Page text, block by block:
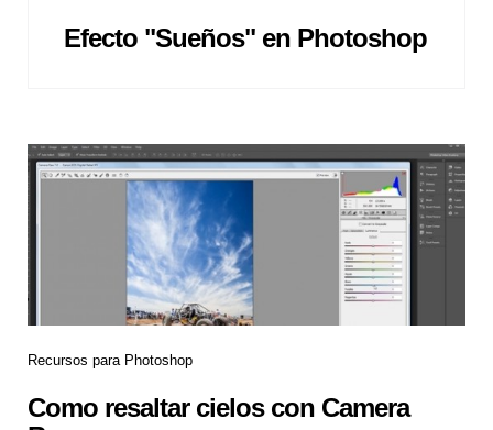
Efecto "Sueños" en Photoshop
Recursos para Photoshop
Como resaltar cielos con Camera